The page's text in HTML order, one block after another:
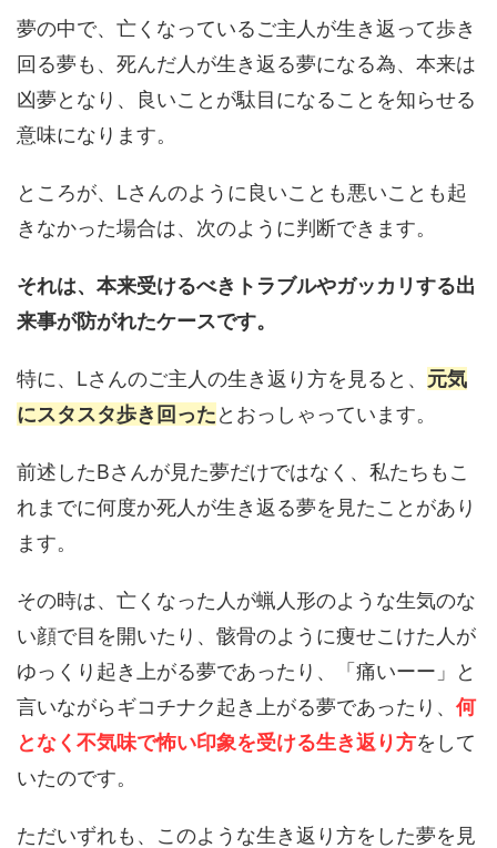
夢の中で、亡くなっているご主人が生き返って歩き
回る夢も、死んだ人が生き返る夢になる為、本来は
凶夢となり、良いことが駄目になることを知らせる
意味になります。
ところが、Lさんのように良いことも悪いことも起
きなかった場合は、次のように判断できます。
それは、本来受けるべきトラブルやガッカリする出
来事が防がれたケースです。
特に、Lさんのご主人の生き返り方を見ると、 元気
にスタスタ歩き回ったとおっしゃっています。
前述したBさんが見た夢だけではなく、私たちもこ
れまでに何度か死人が生き返る夢を見たことがあり
ます。
その時は、亡くなった人が蝋人形のような生気のな
い顔で目を開いたり、骸骨のように痩せこけた人が
ゆっくり起き上がる夢であったり、「痛いーー」と
言いながらギコチナク起き上がる夢であったり、 何
となく不気味で怖い印象を受ける生き返り方をして
いたのです。
ただいずれも、このような生き返り方をした夢を見